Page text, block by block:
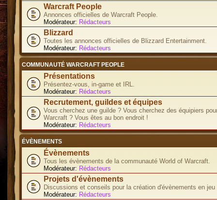
Warcraft People
Annonces officielles de Warcraft People.
Modérateur: Rédacteurs
Blizzard
Toutes les annonces officielles de Blizzard Entertainment.
Modérateur: Rédacteurs
COMMUNAUTÉ WARCRAFT PEOPLE
Présentations
Présentez-vous, in-game et IRL.
Modérateur: Rédacteurs
Recrutement, guildes et équipes
Vous cherchez une guilde ? Vous cherchez des équipiers
Warcraft ? Vous êtes au bon endroit !
Modérateur: Rédacteurs
ÉVÈNEMENTS
Évènements
Tous les évènements de la communauté World of Warcraft.
Modérateur: Rédacteurs
Projets d'évènements
Discussions et conseils pour la création d'évènements en jeu
Modérateur: Rédacteurs